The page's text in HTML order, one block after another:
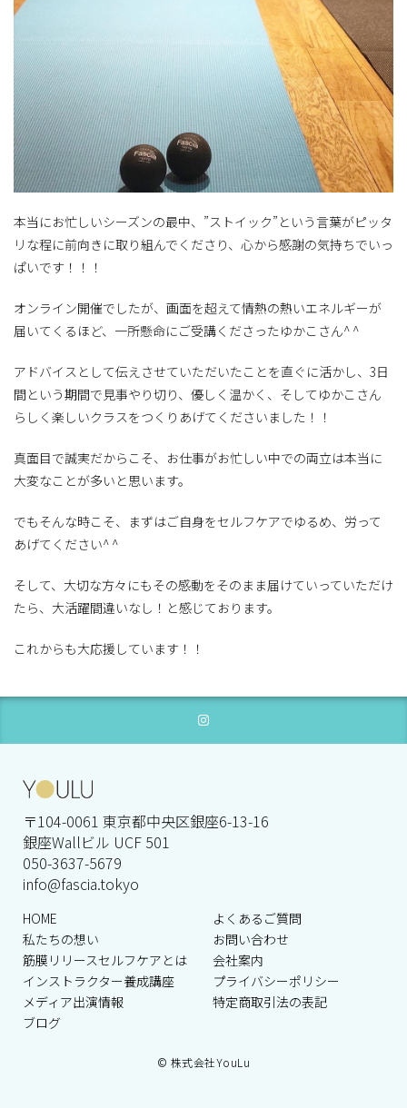
本当にお忙しいシーズンの最中、”ストイック”という言葉がピッタ
リな程に前向きに取り組んでくださり、心から感謝の気持ちでいっ
ぱいです！！！
オンライン開催でしたが、画面を超えて情熱の熱いエネルギーが
届いてくるほど、一所懸命にご受講くださったゆかこさん^ ^
アドバイスとして伝えさせていただいたことを直ぐに活かし、3日
間という期間で見事やり切り、優しく温かく、そしてゆかこさん
らしく楽しいクラスをつくりあげてくださいました！！
真面目で誠実だからこそ、お仕事がお忙しい中での両立は本当に
大変なことが多いと思います。
でもそんな時こそ、まずはご自身をセルフケアでゆるめ、労って
あげてください^ ^
そして、大切な方々にもその感動をそのまま届けていっていただけ
たら、大活躍間違いなし！と感じております。
これからも大応援しています！！
〒104-0061 東京都中央区銀座6-13-16
銀座Wallビル UCF 501
050-3637-5679
info@fascia.tokyo
HOME
よくあるご質問
私たちの想い
お問い合わせ
筋膜リリースセルフケアとは
会社案内
インストラクター養成講座
プライバシーポリシー
メディア出演情報
特定商取引法の表記
ブログ
© 株式会社YouLu